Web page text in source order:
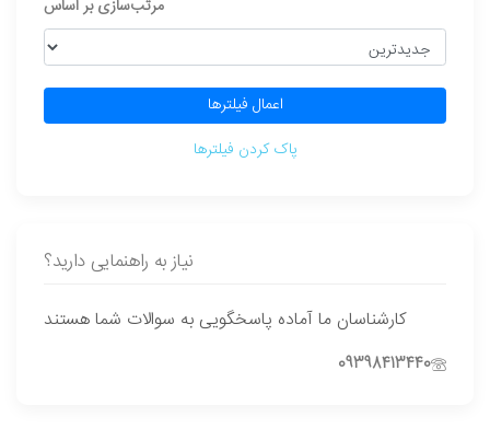
مرتب‌سازی بر اساس
اعمال فیلترها
پاک کردن فیلترها
نیاز به راهنمایی دارید؟
کارشناسان ما آماده پاسخگویی به سوالات شما هستند
09398413440